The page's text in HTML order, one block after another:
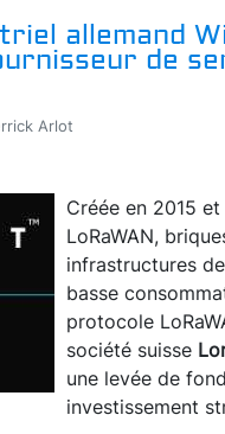
allemand
de
Arlot
Créée en 2015
LoRaWAN,
infrastructures
basse
protocole
société suisse
une levée de
investissement